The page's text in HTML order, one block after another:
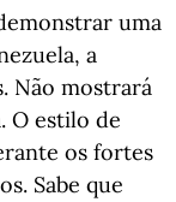
uma
a
Não mostrará
O estilo de
os fortes
Sabe que